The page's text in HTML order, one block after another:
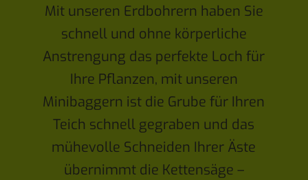
Mit unseren Erdbohrern haben Sie
schnell und ohne körperliche
Anstrengung das perfekte Loch für
Ihre Pflanzen, mit unseren
Minibaggern ist die Grube für Ihren
Teich schnell gegraben und das
mühevolle Schneiden Ihrer Äste
übernimmt die Kettensäge –